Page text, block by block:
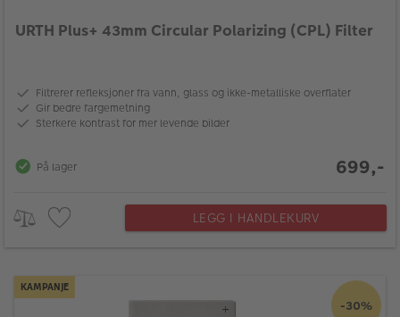
URTH Plus+ 43mm Circular Polarizing (CPL) Filter
Filtrerer refleksjoner fra vann, glass og ikke-metalliske overflater
Gir bedre fargemetning
Sterkere kontrast for mer levende bilder
På lager 699,-
LEGG I HANDLEKURV
KAMPANJE
-30%